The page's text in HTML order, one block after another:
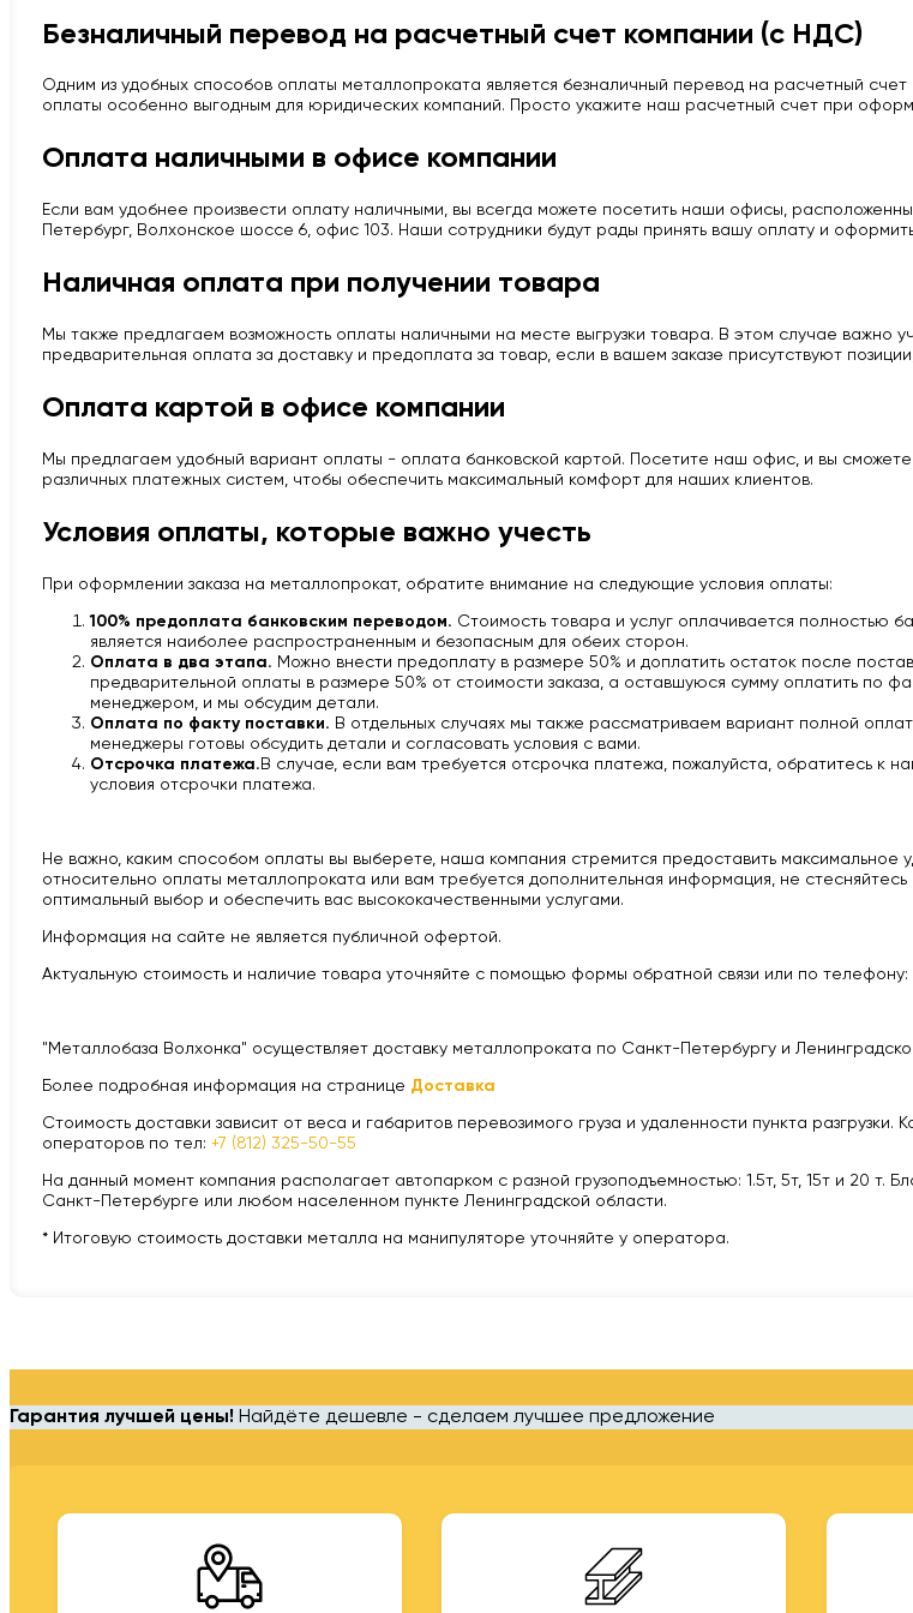
Безналичный перевод на расчетный счет компании (с НДС)
Одним из удобных способов оплаты металлопроката является безналичный перевод на расчетный
оплаты особенно выгодным для юридических компаний. Просто укажите наш расчетный счет при
Оплата наличными в офисе компании
Если вам удобнее произвести оплату наличными, вы всегда можете посетить наши офисы,
Петербург, Волхонское шоссе 6, офис 103. Наши сотрудники будут рады принять вашу оплату и
Наличная оплата при получении товара
Мы также предлагаем возможность оплаты наличными на месте выгрузки товара. В этом случае важно
предварительная оплата за доставку и предоплата за товар, если в вашем заказе присутствуют
Оплата картой в офисе компании
Мы предлагаем удобный вариант оплаты - оплата банковской картой. Посетите наш офис, и вы
различных платежных систем, чтобы обеспечить максимальный комфорт для наших клиентов.
Условия оплаты, которые важно учесть
При оформлении заказа на металлопрокат, обратите внимание на следующие условия оплаты:
100% предоплата банковским переводом. Стоимость товара и услуг оплачивается полностью
является наиболее распространенным и безопасным для обеих сторон.
Оплата в два этапа. Можно внести предоплату в размере 50% и доплатить остаток после
предварительной оплаты в размере 50% от стоимости заказа, а оставшуюся сумму оплатить по
менеджером, и мы обсудим детали.
Оплата по факту поставки. В отдельных случаях мы также рассматриваем вариант полной
менеджеры готовы обсудить детали и согласовать условия с вами.
Отсрочка платежа. В случае, если вам требуется отсрочка платежа, пожалуйста, обратитесь к
условия отсрочки платежа.
Не важно, каким способом оплаты вы выберете, наша компания стремится предоставить максимальное
относительно оплаты металлопроката или вам требуется дополнительная информация, не
оптимальный выбор и обеспечить вас высококачественными услугами.
Информация на сайте не является публичной офертой.
Актуальную стоимость и наличие товара уточняйте с помощью формы обратной связи или по телефону:
"Металлобаза Волхонка" осуществляет доставку металлопроката по Санкт-Петербургу и
Более подробная информация на странице Доставка
Стоимость доставки зависит от веса и габаритов перевозимого груза и удаленности пункта
операторов по тел: +7 (812) 325-50-55
На данный момент компания располагает автопарком с разной грузоподъемностью: 1.5т, 5т, 15т и 20 т.
Санкт-Петербурге или любом населенном пункте Ленинградской области.
* Итоговую стоимость доставки металла на манипуляторе уточняйте у оператора.
Гарантия лучшей цены! Найдёте дешевле - сделаем лучшее предложение